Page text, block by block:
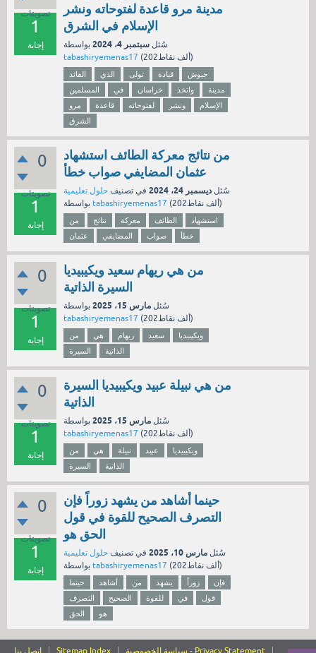
تصويتات
1
إجابة
مدينة مرو قاعدة لفتوحاته ونشر
الإسلام في الشرق
سُئل سبتمبر 4، 2024
بواسطة
tabashiryemenas17 ( 202ألف نقاط)
القائد الذي تولى قيادة
جيوش
المسلمين
في خراسان واتخذ
مدينة
مرو
قاعدة لفتوحاته ونشر
الإسلام
الشرق
0
تصويتات
1
إجابة
من نتائج معركة الطائف استشهاد
عثمان المضايفي صواب خطأ
سُئل ديسمبر 24، 2024 في تصنيف حلول تعليمية
tabashiryemenas17 ( 202ألف نقاط)
من نتائج معركة الطائف
استشهاد
عثمان
المضايفي صواب خطأ
0
تصويتات
1
إجابة
من هي ريهام سعيد ويكيبيديا
السيرة الذاتية
سُئل مارس 15، 2025
بواسطة
tabashiryemenas17 ( 202ألف نقاط)
من هي ريهام سعيد
ويكيبيديا
السيرة
الذاتية
0
تصويتات
1
إجابة
من هي نبيلة عبيد ويكيبيديا السيرة
الذاتية
سُئل مارس 15، 2025
بواسطة
tabashiryemenas17 ( 202ألف نقاط)
من هي نبيلة عبيد
ويكيبيديا
السيرة
الذاتية
0
تصويتات
1
إجابة
حينما أشاهد من يشهد زوراً فإن
التصرف الصحيح للقوة في قول
الحق هو
سُئل مارس 10، 2025 في تصنيف حلول تعليمية
tabashiryemenas17 ( 202ألف نقاط)
حينما أشاهد من يشهد زوراً
فإن
التصرف
الصحيح للقوة في
قول
الحق
هو
اتصل بنا Sitemap Index سياسة الخصوصية - Privacy Statement